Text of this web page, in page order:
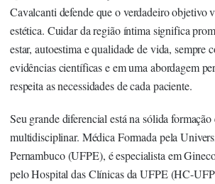
Cavalcanti defende que o verdadeiro objetivo
estética. Cuidar da região íntima significa
estar, autoestima e qualidade de vida, sempre
evidências científicas e em uma abordagem
respeita as necessidades de cada paciente.
Seu grande diferencial está na sólida formação
multidisciplinar. Médica Formada pela
Pernambuco (UFPE), é especialista em
pelo Hospital das Clínicas da UFPE (HC-